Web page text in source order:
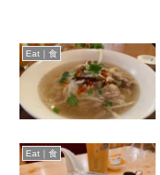
Eat｜食
Eat｜食